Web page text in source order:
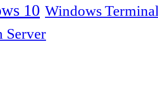
10 Windows
Server